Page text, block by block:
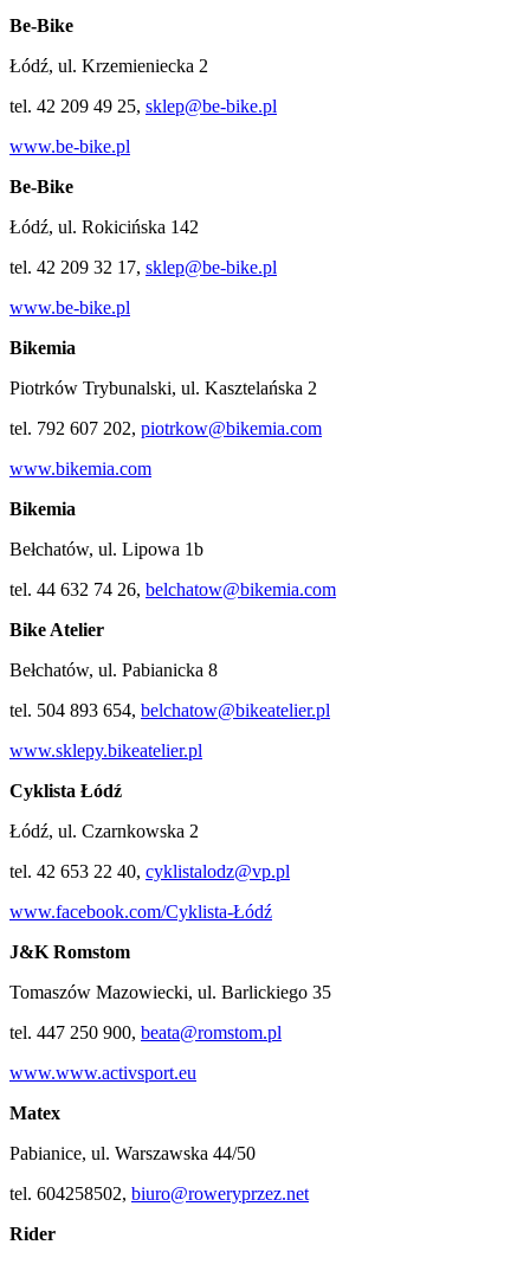
Be-Bike
Łódź, ul. Krzemieniecka 2
tel. 42 209 49 25, sklep@be-bike.pl
www.be-bike.pl
Be-Bike
Łódź, ul. Rokicińska 142
tel. 42 209 32 17, sklep@be-bike.pl
www.be-bike.pl
Bikemia
Piotrków Trybunalski, ul. Kasztelańska 2
tel. 792 607 202, piotrkow@bikemia.com
www.bikemia.com
Bikemia
Bełchatów, ul. Lipowa 1b
tel. 44 632 74 26, belchatow@bikemia.com
Bike Atelier
Bełchatów, ul. Pabianicka 8
tel. 504 893 654, belchatow@bikeatelier.pl
www.sklepy.bikeatelier.pl
Cyklista Łódź
Łódź, ul. Czarnkowska 2
tel. 42 653 22 40, cyklistalodz@vp.pl
www.facebook.com/Cyklista-Łódź
J&K Romstom
Tomaszów Mazowiecki, ul. Barlickiego 35
tel. 447 250 900, beata@romstom.pl
www.www.activsport.eu
Matex
Pabianice, ul. Warszawska 44/50
tel. 604258502, biuro@roweryprzez.net
Rider